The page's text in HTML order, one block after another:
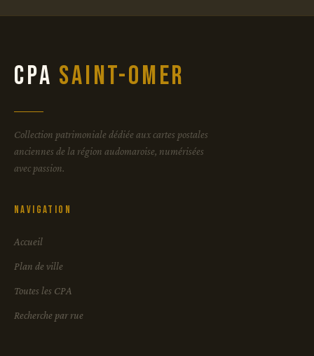
CPA Saint-Omer
Collection patrimoniale dédiée aux cartes postales
anciennes de la région audomaroise, numérisées
avec passion.
Navigation
Accueil
Plan de ville
Toutes les CPA
Recherche par rue